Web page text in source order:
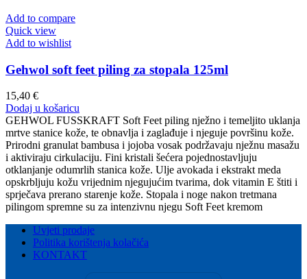
Add to compare
Quick view
Add to wishlist
Gehwol soft feet piling za stopala 125ml
15,40 €
Dodaj u košaricu
GEHWOL FUSSKRAFT Soft Feet piling nježno i temeljito uklanja
mrtve stanice kože, te obnavlja i zaglađuje i njeguje površinu kože.
Prirodni granulat bambusa i jojoba vosak podržavaju nježnu masažu
i aktiviraju cirkulaciju. Fini kristali šećera pojednostavljuju
otklanjanje odumrlih stanica kože. Ulje avokada i ekstrakt meda
opskrbljuju kožu vrijednim njegujućim tvarima, dok vitamin E štiti i
sprječava prerano starenje kože. Stopala i noge nakon tretmana
pilingom spremne su za intenzivnu njegu Soft Feet kremom
Uvjeti prodaje
Politika korištenja kolačića
KONTAKT